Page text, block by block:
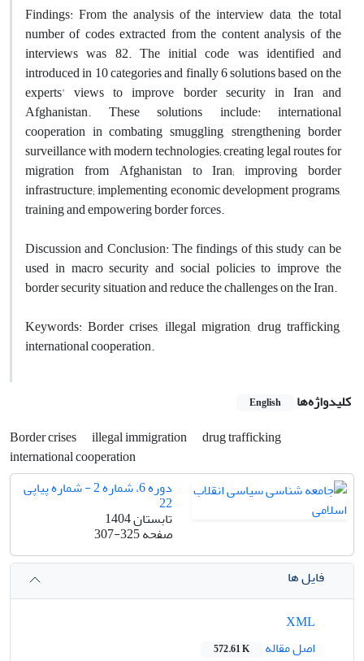
Findings: From the analysis of the interview data, the total
number of codes extracted from the content analysis of the
interviews was 82. The initial code was identified and
introduced in 10 categories and finally 6 solutions based on the
experts' views to improve border security in Iran and
Afghanistan. These solutions include: international
cooperation in combating smuggling, strengthening border
surveillance with modern technologies; creating legal routes for
migration from Afghanistan to Iran; improving border
infrastructure; implementing economic development programs,
training and empowering border forces.
Discussion and Conclusion: The findings of this study can be
used in macro security and social policies to improve the
border security situation and reduce the challenges on the Iran.
Keywords: Border crises, illegal migration, drug trafficking,
international cooperation.
کلیدواژه‌ها English
Border crises illegal immigration
drug trafficking
international cooperation
دوره 6، شماره 2 - شماره پیاپی
22
تابستان 1404
صفحه307-325
فایل ها
اصل مقاله
572.61 K